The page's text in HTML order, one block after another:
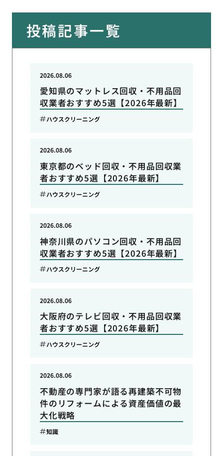
投稿記事一覧
愛知県のマットレス回収・不用品回
収業者おすすめ5選【2026年最新】
2026.08.06
ハウスクリーニング
東京都のベッド回収・不用品回収業
者おすすめ5選【2026年最新】
2026.08.06
ハウスクリーニング
神奈川県のパソコン回収・不用品回
収業者おすすめ5選【2026年最新】
2026.08.06
ハウスクリーニング
大阪府のテレビ回収・不用品回収業
者おすすめ5選【2026年最新】
2026.08.06
ハウスクリーニング
不動産の専門家が語る再建築不可物
件のリフォームによる資産価値の最
大化戦略
2026.08.06
知識